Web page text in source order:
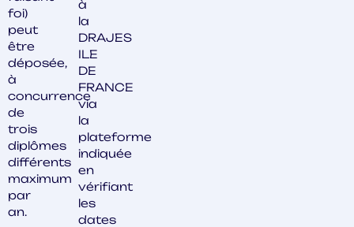
foi)
peut
être
déposée,
à
concurrence
de
trois
diplômes
différents
maximum
par
an.
à
la
DRAJES
ILE
DE
FRANCE
via
la
plateforme
indiquée
en
vérifiant
les
dates